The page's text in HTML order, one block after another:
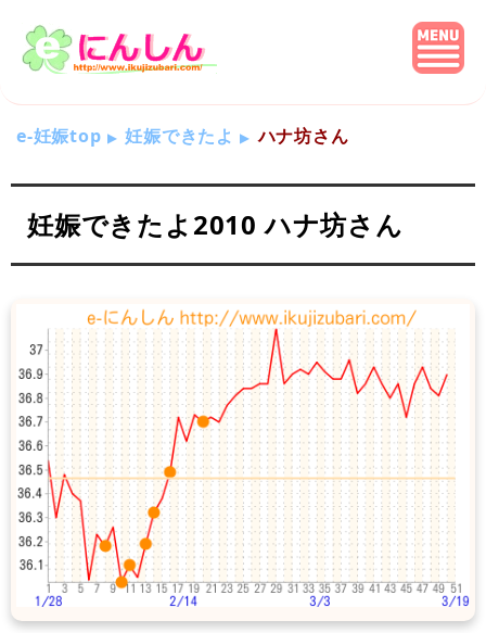
e-妊娠top 妊娠できたよ ハナ坊さん
妊娠できたよ2010 ハナ坊さん